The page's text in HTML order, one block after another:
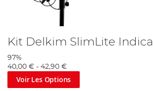
Kit Delkim SlimLite
97%
40,00 € - 42,90 €
Voir Les Options